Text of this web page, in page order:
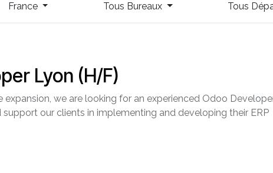
France Tous Bureaux Tous
Lyon (H/F)
expansion, we are looking for an experienced Odoo
our clients in implementing and developing their ERP